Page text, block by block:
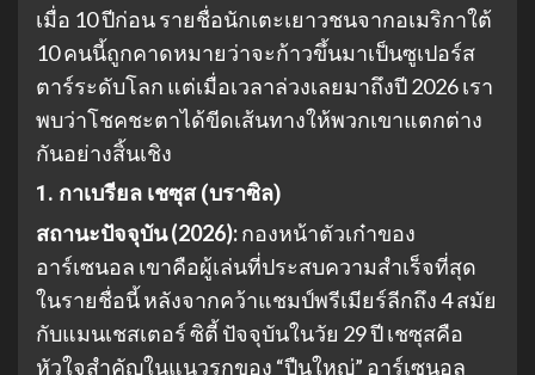
เมื่อ 10 ปีก่อน รายชื่อนักเตะเยาวชนจากอเมริกาใต้
10 คนนี้ถูกคาดหมายว่าจะก้าวขึ้นมาเป็นซูเปอร์ส
ตาร์ระดับโลก แต่เมื่อเวลาล่วงเลยมาถึงปี 2026 เรา
พบว่าโชคชะตาได้ขีดเส้นทางให้พวกเขาแตกต่าง
กันอย่างสิ้นเชิง
1. กาเบรียล เชซุส (บราซิล)
สถานะปัจจุบัน (2026):กองหน้าตัวเก๋าของ
อาร์เซนอล เขาคือผู้เล่นที่ประสบความสำเร็จที่สุด
ในรายชื่อนี้ หลังจากคว้าแชมป์พรีเมียร์ลีกถึง 4 สมัย
กับแมนเชสเตอร์ ซิตี้ ปัจจุบันในวัย 29 ปี เชซุสคือ
หัวใจสำคัญในแนวรุกของ “ปืนใหญ่” อาร์เซนอล